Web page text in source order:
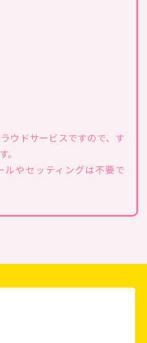
ウドサービスですので、す
。
ルやセッティングは不要で